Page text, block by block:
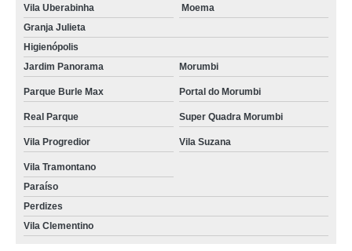
Vila Uberabinha
Moema
Granja Julieta
Higienópolis
Jardim Panorama
Morumbi
Parque Burle Max Portal do Morumbi
Real Parque Super Quadra Morumbi
Vila Progredior Vila Suzana
Vila Tramontano
Paraíso
Perdizes
Vila Clementino